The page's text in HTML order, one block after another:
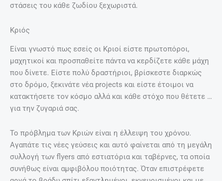
στάσεις του κάθε ζωδίου ξεχωριστά.
Κριός
Είναι γνωστό πως εσείς οι Κριοί είστε πρωτοπόροι,
μαχητικοί και προσπαθείτε πάντα να κερδίζετε κάθε μάχη
που δίνετε. Είστε πολύ δραστήριοι, βρίσκεστε διαρκώς
στο δρόμο, ξεκινάτε νέα projects και είστε έτοιμοι να
κατακτήσετε τον κόσμο αλλά και κάθε στόχο που θέτετε …
για την ζυγαριά σας.
Το πρόβλημα των Κριών είναι η έλλειψη του χρόνου.
Αγαπάτε τις νέες γεύσεις και αυτό φαίνεται από τη μεγάλη
συλλογή των flyers από εστιατόρια και ταβέρνες, τα οποία
συνήθως είναι αμφιβόλου ποιότητας. Όταν επιστρέφετε